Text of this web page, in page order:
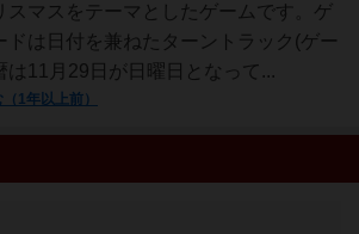
スマスをテーマとしたゲームです。ゲ
ドは日付を兼ねたターントラック(ゲー
は11月29日が日曜日となって...
1年以上前）